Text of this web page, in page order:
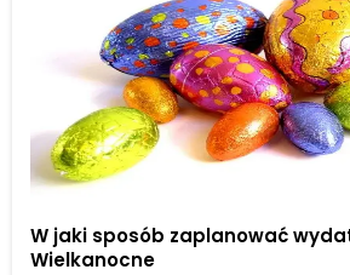
W jaki sposób zaplanować
Wielkanocne